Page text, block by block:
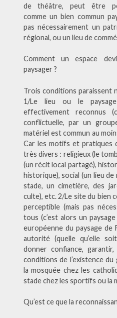
de théâtre, peut être
comme un bien commun
pas nécessairement un
régional, ou un lieu de
Comment un espace
paysager ?
Trois conditions paraissent
1/Le lieu ou le
effectivement reconnus
conflictuelle, par un
matériel est commun au
Car les motifs et pratiques
très divers : religieux (le
(un récit local partagé),
historique), social (un lieu
stade, un cimetière, des
culte), etc. 2/Le site du bien
perceptible (mais pas
tous (c’est alors un
européenne du paysage de
autorité (quelle qu’elle
donner confiance,
conditions de l’existence du
la mosquée chez les
stade chez les sportifs ou la
Qu’est ce que la